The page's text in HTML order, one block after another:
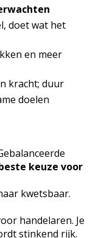
doet wat het
en meer
kracht; duur
doelen
keuze voor
kwetsbaar.
handelaren. Je
stinkend rijk.